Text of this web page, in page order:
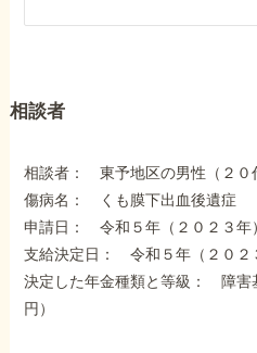
受給事例
Q&A・相談事例
障害年金コラム
相談者
相談者： 東予地区の男性（２０
傷病名： くも膜下出血後遺症
申請日： 令和５年（２０２３年
支給決定日： 令和５年（２０２
決定した年金種類と等級： 障害
円）